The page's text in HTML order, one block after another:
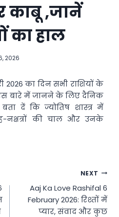
काबू ,जानें
का हाल
2026
2026 का दिन सभी राशियों के
बारे में जानने के लिए दैनिक
दें कि ज्योतिष शास्त्र में
नक्षत्रों की चाल और उनके
NEXT
Aaj Ka Love Rashifal 6
February 2026: रिश्तों में
प्यार, संवाद और कुछ